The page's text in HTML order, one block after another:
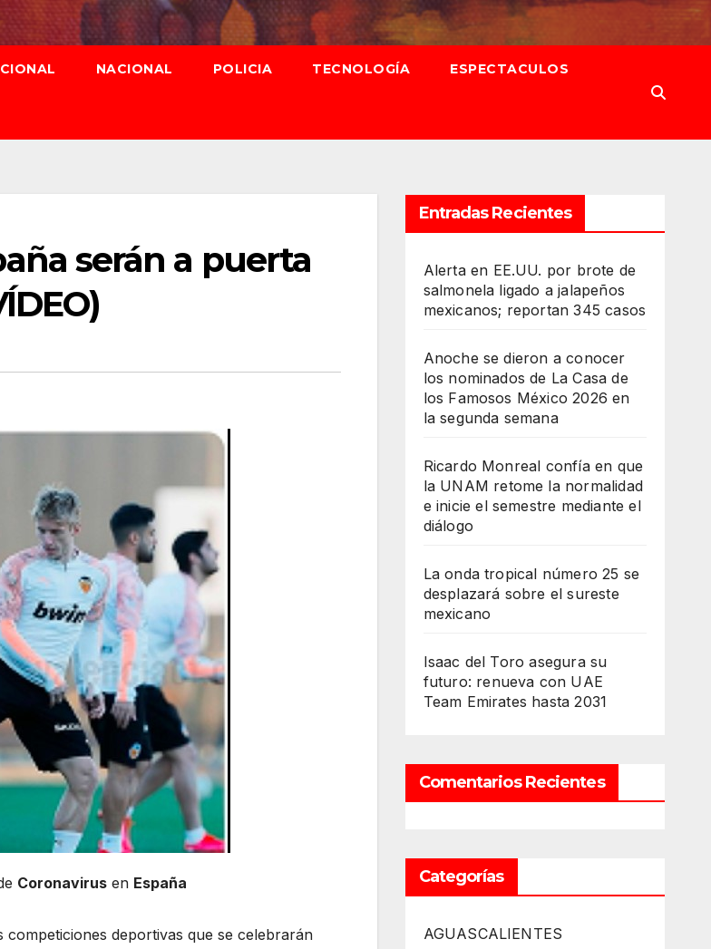
NACIONAL POLICIA TECNOLOGÍA ESPECTACULOS
serán a puerta
Coronavirus en España
deportivas que se celebrarán
Entradas Recientes
Alerta en EE.UU. por brote de
salmonela ligado a jalapeños
mexicanos; reportan 345 casos
Anoche se dieron a conocer
los nominados de La Casa de
los Famosos México 2026 en
la segunda semana
Ricardo Monreal confía en que
la UNAM retome la normalidad
e inicie el semestre mediante el
diálogo
La onda tropical número 25 se
desplazará sobre el sureste
mexicano
Isaac del Toro asegura su
futuro: renueva con UAE
Team Emirates hasta 2031
Comentarios Recientes
Categorías
AGUASCALIENTES